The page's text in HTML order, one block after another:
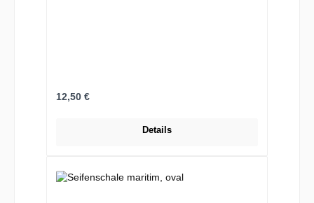
Regulärer Preis:
12,50 €
Details